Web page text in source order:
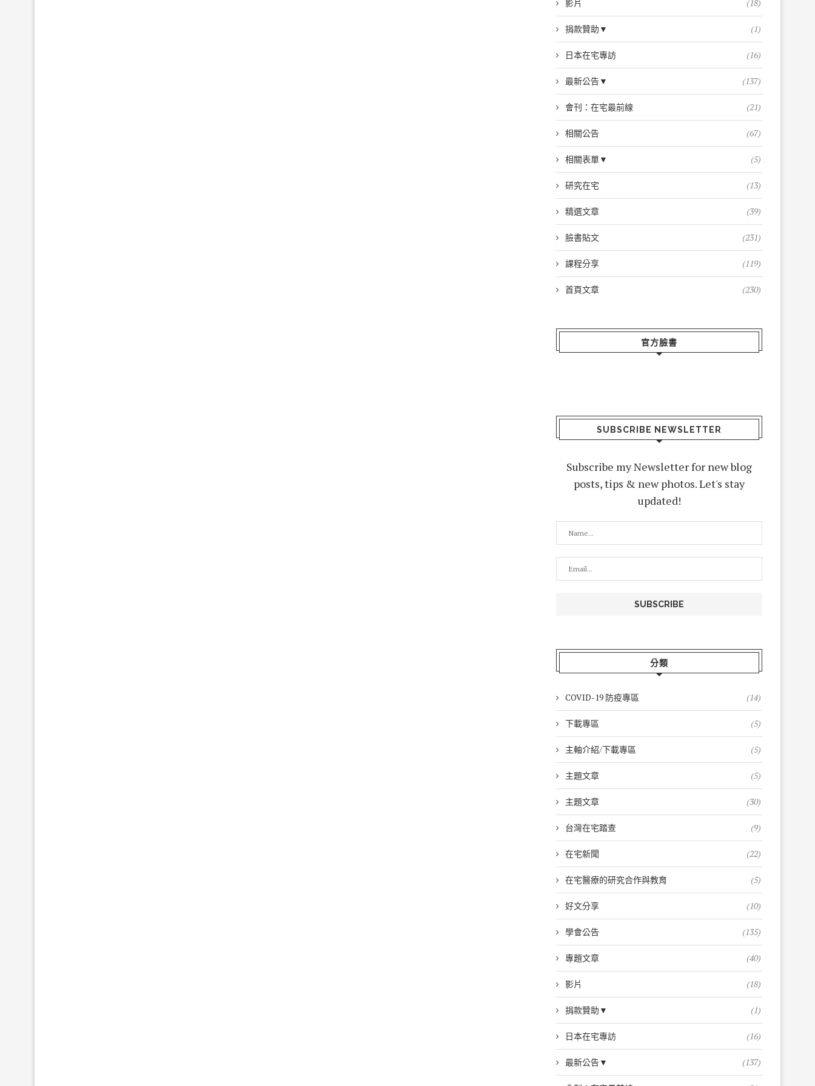
影片 (18)
捐款贊助▼ (1)
日本在宅專訪 (16)
最新公告▼ (137)
會刊：在宅最前線 (21)
相關公告 (67)
相關表單▼ (5)
研究在宅 (13)
精選文章 (39)
臉書貼文 (231)
課程分享 (119)
首頁文章 (230)
官方臉書
SUBSCRIBE NEWSLETTER
Subscribe my Newsletter for new blog
posts, tips & new photos. Let's stay
updated!
分類
COVID-19 防疫專區 (14)
下載專區 (5)
主軸介紹/下載專區 (5)
主題文章 (5)
主題文章 (30)
台灣在宅踏查 (9)
在宅新聞 (22)
在宅醫療的研究合作與教育 (5)
好文分享 (10)
學會公告 (135)
專題文章 (40)
影片 (18)
捐款贊助▼ (1)
日本在宅專訪 (16)
最新公告▼ (137)